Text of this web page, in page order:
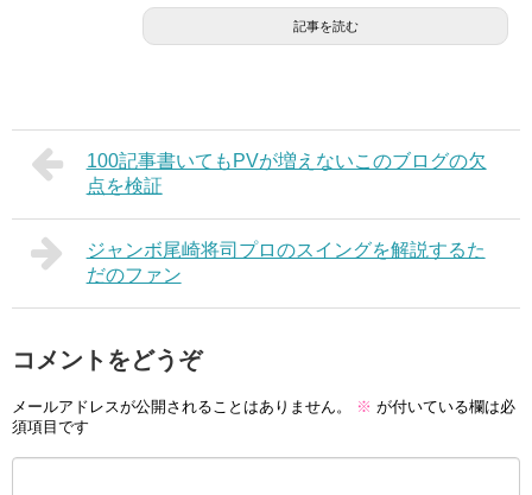
記事を読む
100記事書いてもPVが増えないこのブログの欠
点を検証
ジャンボ尾崎将司プロのスイングを解説するた
だのファン
コメントをどうぞ
メールアドレスが公開されることはありません。 ※ が付いている欄は必
須項目です